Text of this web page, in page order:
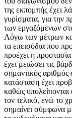
της εκπομπής έχει
γυρίσματα, για την
των εργαζόμενων
Λόγω των μέτρων
τα επεισόδια που
προέχει η
έχει μειώσει τις
σημαντικός
κατάσταση έχει
καθώς
τον τελικό, ενώ το
σημαίνει σύμφωνα